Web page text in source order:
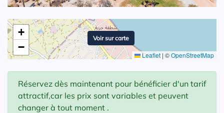
+
−
Leaflet | ©OpenStreetMap
Voir sur carte
Réservez dès maintenant pour bénéficier d'un tarif
attractif,car les prix sont variables et peuvent
changer à tout moment .